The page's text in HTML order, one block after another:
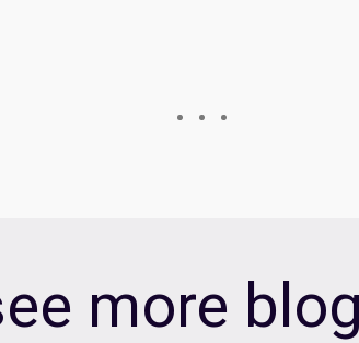
more